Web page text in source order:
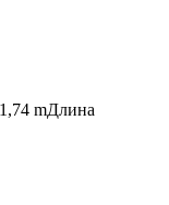
mДлина